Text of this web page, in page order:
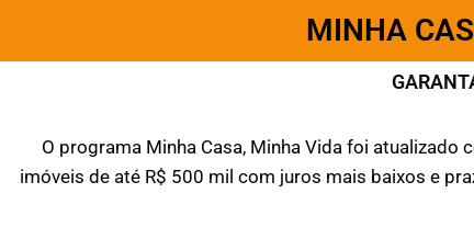
MINHA
O programa Minha Casa, Minha Vida foi
imóveis de até R$ 500 mil com juros mais baixos e